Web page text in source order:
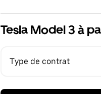
Tesla Model 3 à
Type de contrat